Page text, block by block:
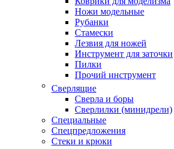
Ножи модельные
Рубанки
Стамески
Лезвия для ножей
Инструмент для заточки
Пилки
Прочий инструмент
Сверлящие
Сверла и боры
Сверлилки (минидрели)
Специальные
Спецпредложения
Стеки и крюки